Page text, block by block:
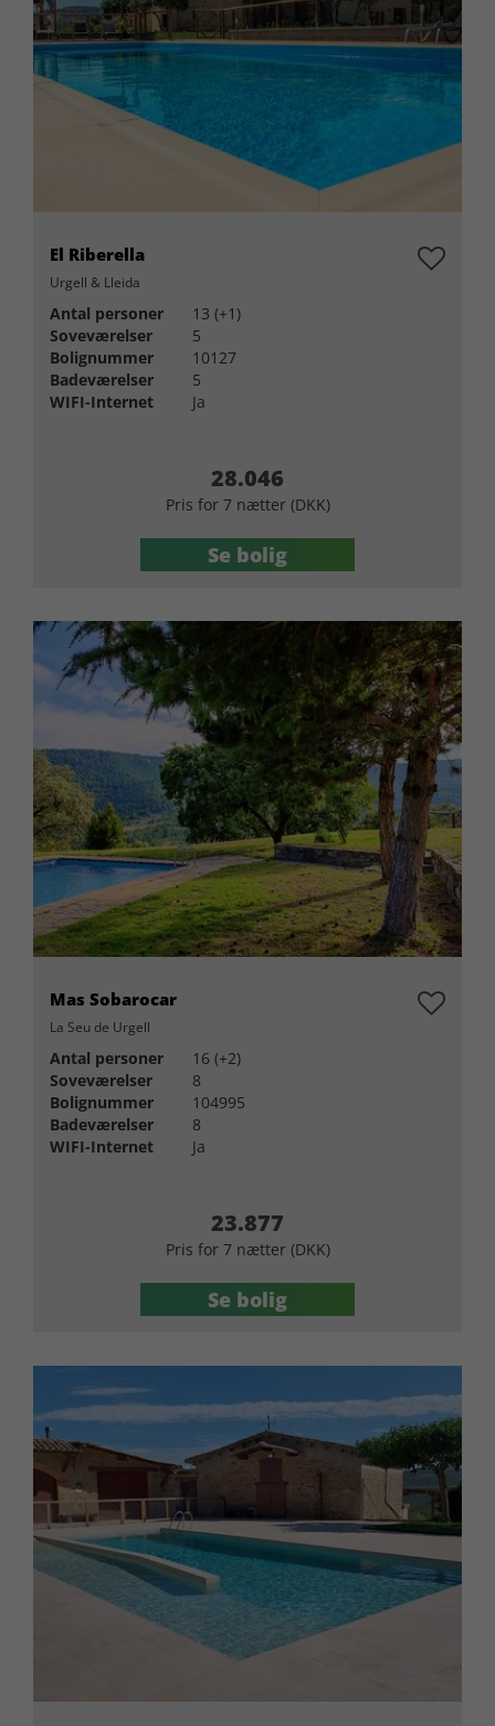
El Riberella
Urgell & Lleida
Antal personer
13 (+1)
Soveværelser
5
Bolignummer
10127
Badeværelser
5
WIFI-Internet
Ja
28.046
Pris for 7 nætter (DKK)
Se bolig
Mas Sobarocar
La Seu de Urgell
Antal personer
16 (+2)
Soveværelser
8
Bolignummer
104995
Badeværelser
8
WIFI-Internet
Ja
23.877
Pris for 7 nætter (DKK)
Se bolig